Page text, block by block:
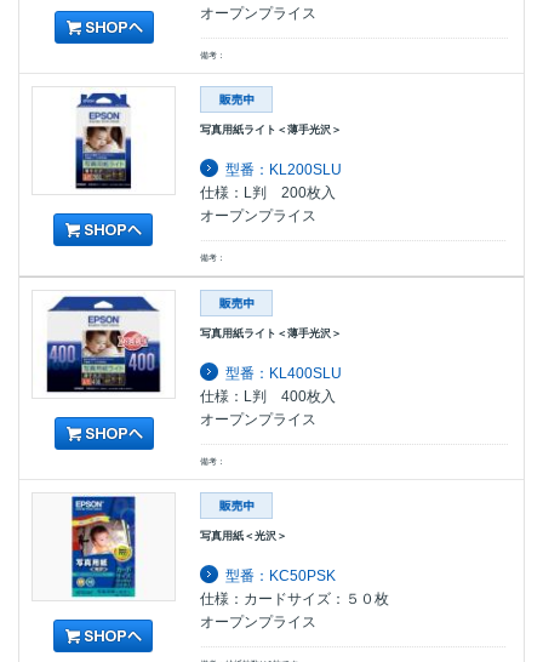
オープンプライス
備考：
写真用紙ライト＜薄手光沢＞
型番：KL200SLU
仕様：L判 200枚入
オープンプライス
備考：
写真用紙ライト＜薄手光沢＞
型番：KL400SLU
仕様：L判 400枚入
オープンプライス
備考：
写真用紙＜光沢＞
型番：KC50PSK
仕様：カードサイズ：５０枚
オープンプライス